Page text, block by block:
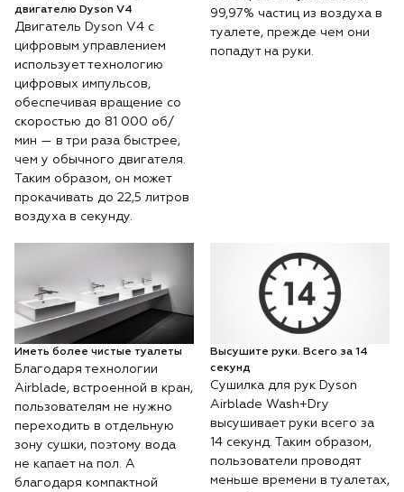
двигателю Dyson V4
Двигатель Dyson V4 с
цифровым управлением
использует технологию
цифровых импульсов,
обеспечивая вращение со
скоростью до 81 000 об/
мин — в три раза быстрее,
чем у обычного двигателя.
Таким образом, он может
прокачивать до 22,5 литров
воздуха в секунду.
99,97% частиц из воздуха в
туалете, прежде чем они
попадут на руки.
Иметь более чистые туалеты
Благодаря технологии
Airblade, встроенной в кран,
пользователям не нужно
переходить в отдельную
зону сушки, поэтому вода
не капает на пол. А
благодаря компактной
Высушите руки. Всего за 14
секунд
Сушилка для рук Dyson
Airblade Wash+Dry
высушивает руки всего за
14 секунд. Таким образом,
пользователи проводят
меньше времени в туалетах,